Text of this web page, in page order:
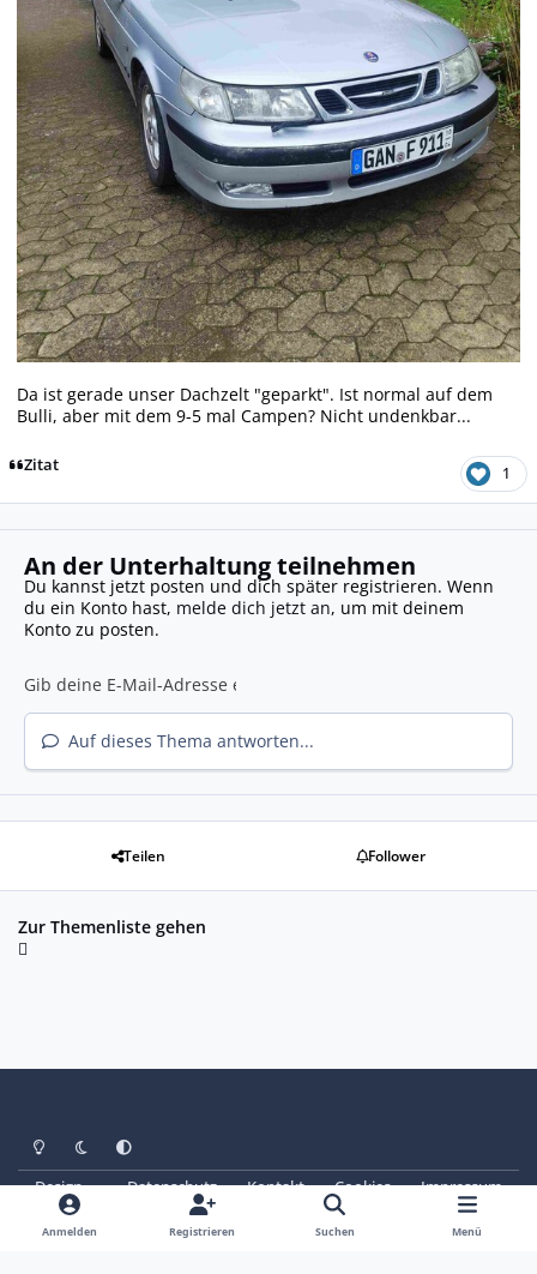
Da ist gerade unser Dachzelt "geparkt". Ist normal auf dem
Bulli, aber mit dem 9-5 mal Campen? Nicht undenkbar...
Zitat 1
An der Unterhaltung teilnehmen
Du kannst jetzt posten und dich später registrieren. Wenn
du ein Konto hast, melde dich jetzt an, um mit deinem
Konto zu posten.
Auf dieses Thema antworten...
Teilen Follower
Zur Themenliste gehen
Heller ModusDunkler Modus
Systemeinstellung
Design Datenschutz Kontakt Cookies
Impressum
© Copyright 2025 - SAABoteure e. V.
Powered by Invision Community
Anmelden Registrieren Suchen Menü